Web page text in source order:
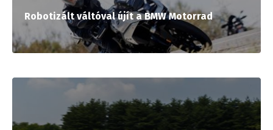
Robotizált váltóval újít a BMW Motorrad